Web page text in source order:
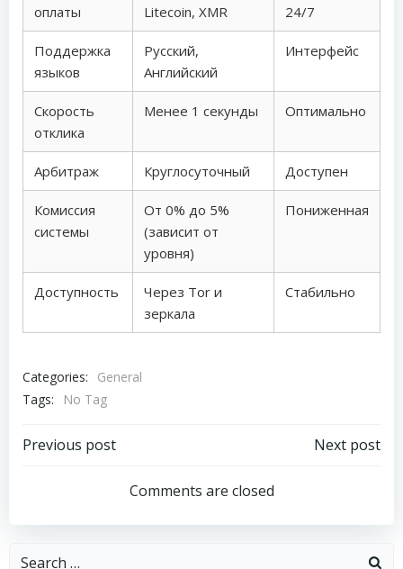
оплаты
Litecoin, XMR
24/7
Поддержка
языков
Русский,
Английский
Интерфейс
Скорость
отклика
Менее 1 секунды Оптимально
Арбитраж Круглосуточный Доступен
Комиссия
системы
От 0% до 5%
(зависит от
уровня)
Пониженная
Доступность
Через Tor и
зеркала
Стабильно
Categories:
General
Tags:
No Tag
Post
navigation
Previous post
navigation
Next post
Comments are closed
Search